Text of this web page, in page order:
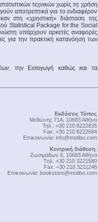
τεχνικών χωρίς τη χρήση
αποτρεπτικά για το ενδιαφέρον
στη «χρηστική» διάσταση της
Statistical Package for the Social
υπάρχουν αρκετές αναφορές
για την πρακτική κατανόηση των
την Εισαγωγή καθώς και τα
Εκδόσεις Τόπος
Μεθώνης 71Α, 10683 Αθήνα
Τηλ.: +30 210 8222835
Fax: +30 210 8222684
Επικοινωνία: info@motibo.com
Κεντρική διάθεση:
Zωσιμάδων 6, 10683 Αθήνα
Tηλ. +30 210 3221580
Fax: +30 210 3211246
Επικοινωνία: bookstore@motibo.com